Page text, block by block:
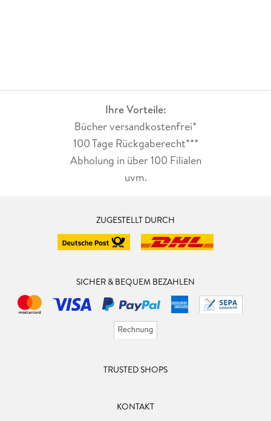
Ihre Vorteile:
Bücher versandkostenfrei*
100 Tage Rückgaberecht***
Abholung in über 100 Filialen
uvm.
ZUGESTELLT DURCH
SICHER & BEQUEM BEZAHLEN
TRUSTED SHOPS
KONTAKT